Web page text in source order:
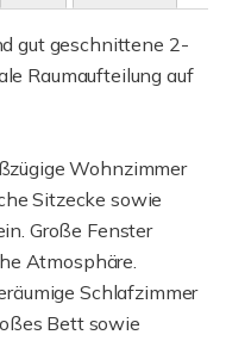
gut geschnittene 2-
Raumaufteilung auf
Wohnzimmer
Sitzecke sowie
Große Fenster
Atmosphäre.
Schlafzimmer
Bett sowie